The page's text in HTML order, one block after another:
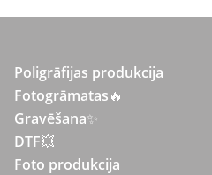
Poligrāfijas produkcija
Fotogrāmatas🔥
Gravēšana✨
DTF💥
Foto produkcija